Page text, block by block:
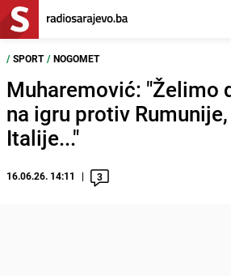
/ SPORT / NOGOMET
Muharemović: "Želimo
na igru protiv
Italije..."
16.06.26. 14:11 3